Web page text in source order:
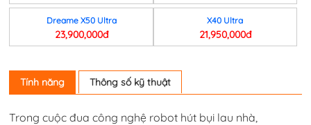
Dreame X50 Ultra
23,900,000đ
X40 Ultra
21,950,000đ
Tính năng Thông số kỹ thuật
Trong cuộc đua công nghệ robot hút bụi lau nhà,